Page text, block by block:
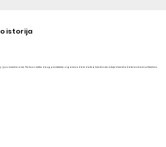
istorija
juos investavome. Per šiuos metus daug pasiekėme organizuodami darbą bendrovės viduje ir bendradarbiaudami su klientais.